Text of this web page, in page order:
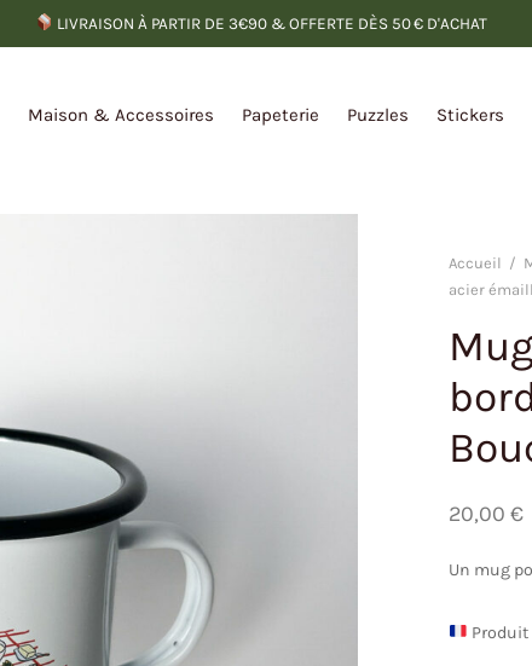
LIVRAISON À PARTIR DE 3€90 & OFFERTE DÈS 50 € D'ACHAT
Maison & Accessoires Papeterie Puzzles Stickers
Accueil /
acier
20,00 €
Un mug
Produit